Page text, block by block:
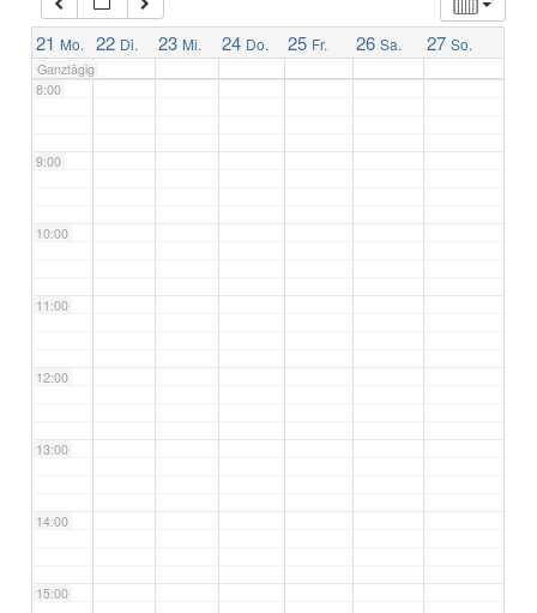
21 Mo. 22 Di. 23 Mi. 24 Do. 25 Fr. 26 Sa. 27 So.
Ganztägig
7:00
8:00
9:00
10:00
11:00
12:00
13:00
14:00
15:00